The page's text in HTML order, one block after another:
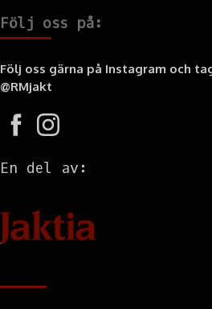
Följ oss på:
Följ oss gärna på Instagram och
@RMjakt
En del av: